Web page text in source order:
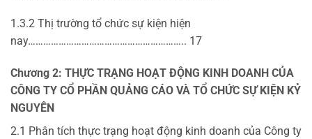
1.3.2 Thị trường tổ chức sự kiện hiện
nay…………………………………………………….. 17
Chương 2: THỰC TRẠNG HOẠT ĐỘNG KINH DOANH CỦA
CÔNG TY CỔ PHẦN QUẢNG CÁO VÀ TỔ CHỨC SỰ KIỆN KỶ
NGUYÊN
2.1 Phân tích thực trạng hoạt động kinh doanh của Công ty